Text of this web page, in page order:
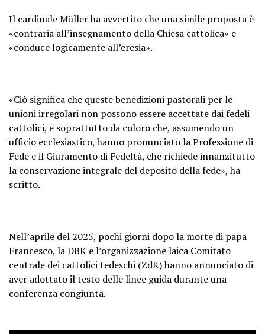
Il cardinale Müller ha avvertito che una simile proposta è
«contraria all’insegnamento della Chiesa cattolica» e
«conduce logicamente all’eresia».
«Ciò significa che queste benedizioni pastorali per le
unioni irregolari non possono essere accettate dai fedeli
cattolici, e soprattutto da coloro che, assumendo un
ufficio ecclesiastico, hanno pronunciato la Professione di
Fede e il Giuramento di Fedeltà, che richiede innanzitutto
la conservazione integrale del deposito della fede», ha
scritto.
Nell’aprile del 2025, pochi giorni dopo la morte di papa
Francesco, la DBK e l’organizzazione laica Comitato
centrale dei cattolici tedeschi (ZdK) hanno annunciato di
aver adottato il testo delle linee guida durante una
conferenza congiunta.